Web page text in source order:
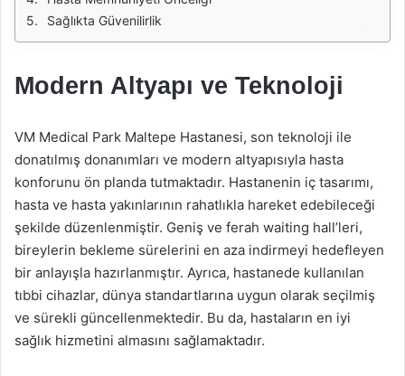
Sağlıkta Güvenilirlik
Modern Altyapı ve Teknoloji
VM Medical Park Maltepe Hastanesi, son teknoloji ile
donatılmış donanımları ve modern altyapısıyla hasta
konforunu ön planda tutmaktadır. Hastanenin iç tasarımı,
hasta ve hasta yakınlarının rahatlıkla hareket edebileceği
şekilde düzenlenmiştir. Geniş ve ferah waiting hall’leri,
bireylerin bekleme sürelerini en aza indirmeyi hedefleyen
bir anlayışla hazırlanmıştır. Ayrıca, hastanede kullanılan
tıbbi cihazlar, dünya standartlarına uygun olarak seçilmiş
ve sürekli güncellenmektedir. Bu da, hastaların en iyi
sağlık hizmetini almasını sağlamaktadır.